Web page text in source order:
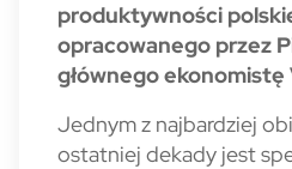
produktywności
opracowanego przez
głównego ekonomistę
Jednym z najbardziej
ostatniej dekady jest